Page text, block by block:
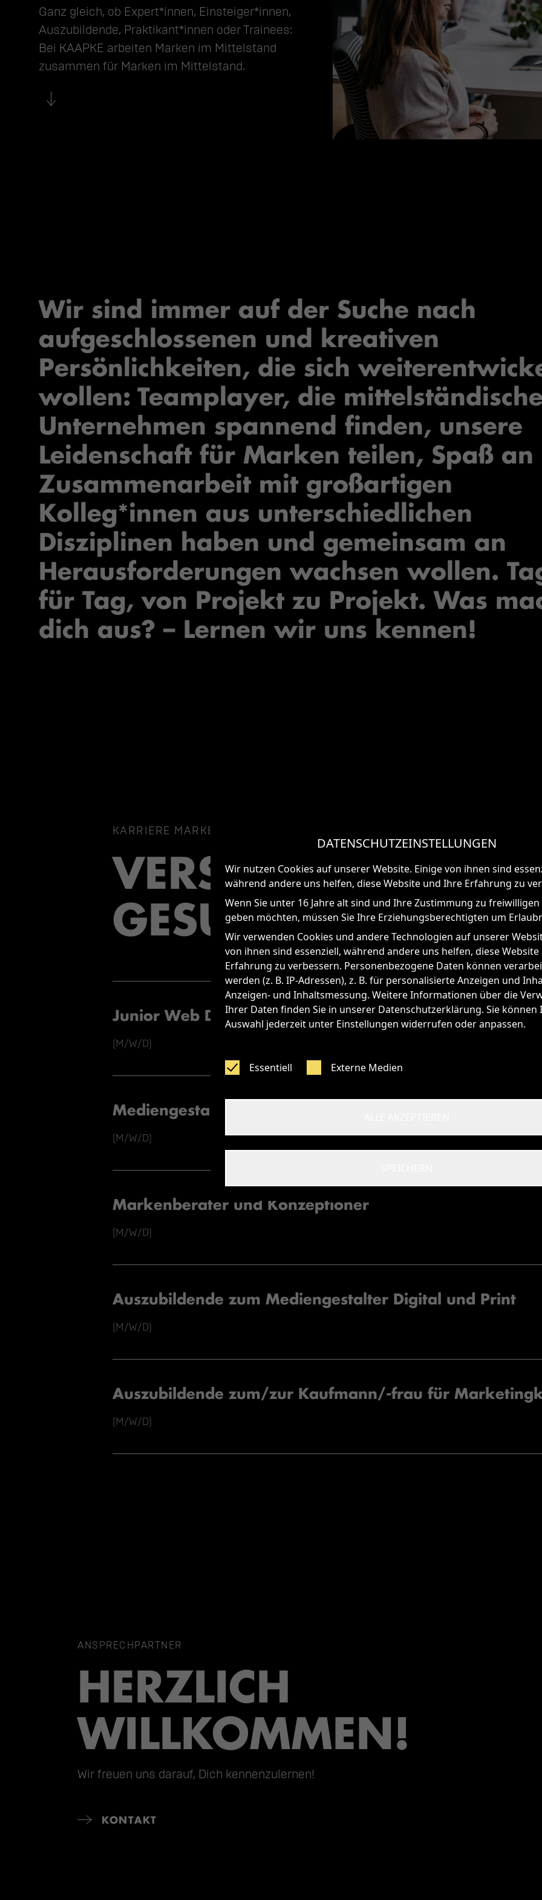
DATENSCHUTZEINSTELLUNGEN
Wir nutzen Cookies auf unserer Website. Einige von ihnen sind
während andere uns helfen, diese Website und Ihre Erfahrung zu
Wenn Sie unter 16 Jahre alt sind und Ihre Zustimmung zu
geben möchten, müssen Sie Ihre Erziehungsberechtigten um
Wir verwenden Cookies und andere Technologien auf unserer
von ihnen sind essenziell, während andere uns helfen, diese
Erfahrung zu verbessern. Personenbezogene Daten können
werden (z. B. IP-Adressen), z. B. für personalisierte Anzeigen und
Anzeigen- und Inhaltsmessung. Weitere Informationen über die
Ihrer Daten finden Sie in unserer Datenschutzerklärung. Sie können
Auswahl jederzeit unter Einstellungen widerrufen oder anpassen.
Essentiell Externe Medien
Ganz gleich, ob Expert*innen, Einsteiger*innen,
Auszubildende, Praktikant*innen oder Trainees:
Bei KAAPKE arbeiten Marken im Mittelstand
zusammen für Marken im Mittelstand.
Wir sind immer auf der Suche nach
aufgeschlossenen und kreativen
Persönlichkeiten, die sich
wollen: Teamplayer, die mittelständische
Unternehmen spannend finden, unsere
Leidenschaft für Marken teilen, Spaß an
Zusammenarbeit mit großartigen
Kolleg*innen aus unterschiedlichen
Disziplinen haben und gemeinsam an
Herausforderungen wachsen wollen.
für Tag, von Projekt zu Projekt. Was
dich aus? – Lernen wir uns kennen!
KARRIERE MARKE MITTELSTAND
VERSTÄRKUNG
GESUCHT:
Junior Web Developer
(M/W/D)
Mediengestalter Digital
(M/W/D)
Markenberater und Konzeptioner
(M/W/D)
Auszubildende zum Mediengestalter Digital und Print
(M/W/D)
Auszubildende zum/zur Kaufmann/-frau für
(M/W/D)
ANSPRECHPARTNER
HERZLICH
WILLKOMMEN!
Wir freuen uns darauf, Dich kennenzulernen!
KONTAKT